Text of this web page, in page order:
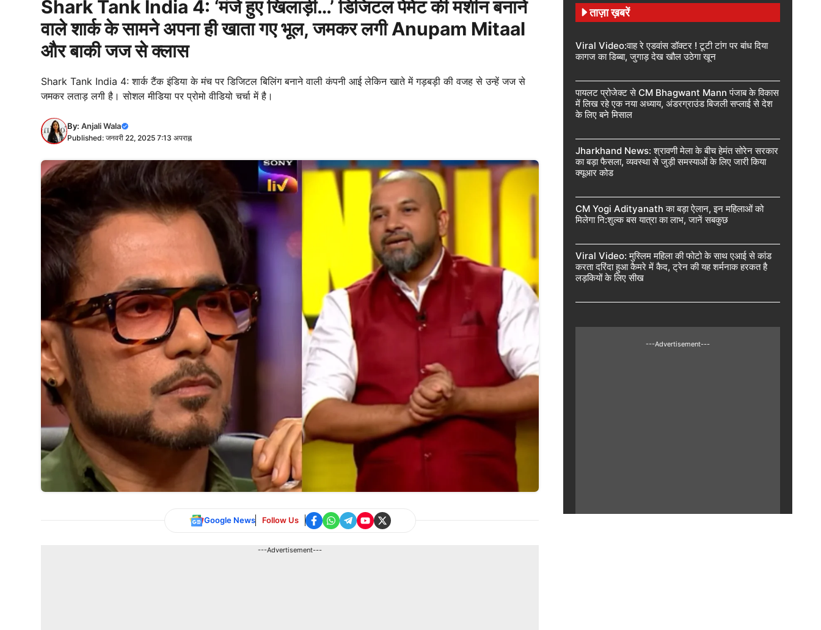
Shark Tank India 4: ‘मंजे हुए खिलाड़ी…’ डिजिटल पेमेंट की मशीन बनाने
वाले शार्क के सामने अपना ही खाता गए भूल, जमकर लगी Anupam Mitaal
और बाकी जज से क्लास
Shark Tank India 4: शार्क टैंक इंडिया के मंच पर डिजिटल बिलिंग बनाने वाली कंपनी आई लेकिन खाते में गड़बड़ी की वजह से उन्हें जज से
जमकर लताड़ लगी है। सोशल मीडिया पर प्रोमो वीडियो चर्चा में है।
By: Anjali Wala
Published: जनवरी 22, 2025 7:13 अपराह्न
Google News Follow Us
---Advertisement---
ताज़ा ख़बरें
Viral Video:वाह रे एडवांस डॉक्टर ! टूटी टांग पर बांध दिया
कागज का डिब्बा, जुगाड़ देख खौल उठेगा खून
पायलट प्रोजेक्ट से CM Bhagwant Mann पंजाब के विकास
में लिख रहे एक नया अध्याय, अंडरग्राउंड बिजली सप्लाई से देश
के लिए बने मिसाल
Jharkhand News: श्रावणी मेला के बीच हेमंत सोरेन सरकार
का बड़ा फैसला, व्यवस्था से जुड़ी समस्याओं के लिए जारी किया
क्यूआर कोड
CM Yogi Adityanath का बड़ा ऐलान, इन महिलाओं को
मिलेगा नि:शुल्क बस यात्रा का लाभ, जानें सबकुछ
Viral Video: मुस्लिम महिला की फोटो के साथ एआई से कांड
करता दरिंदा हुआ कैमरे में कैद, ट्रेन की यह शर्मनाक हरकत है
लड़कियों के लिए सीख
---Advertisement---